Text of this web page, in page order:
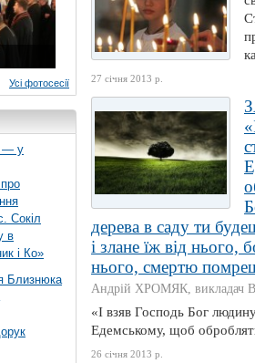
Усі фотосесії
— у
Сокіл
в
і Ко»
Близнюка
27 січня 2013 р.
дерева в саду ти
і злане їж від нього,
нього, смертю
Андрій ХРОМЯК, викладач
«І взяв Господь Бог
Едемському, щоб
26 січня 2013 р.